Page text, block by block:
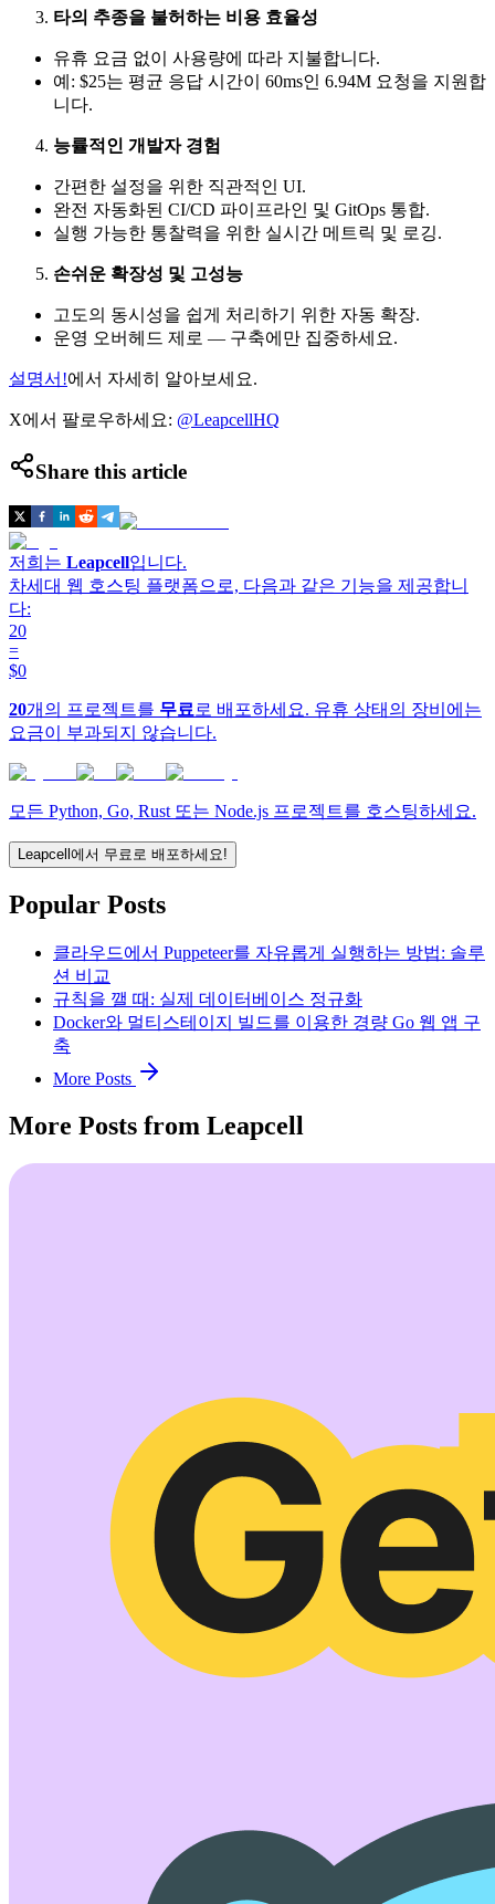
타의 추종을 불허하는 비용 효율성
유휴 요금 없이 사용량에 따라 지불합니다.
예: $25는 평균 응답 시간이 60ms인 6.94M 요청을 지원합
니다.
능률적인 개발자 경험
간편한 설정을 위한 직관적인 UI.
완전 자동화된 CI/CD 파이프라인 및 GitOps 통합.
실행 가능한 통찰력을 위한 실시간 메트릭 및 로깅.
손쉬운 확장성 및 고성능
고도의 동시성을 쉽게 처리하기 위한 자동 확장.
운영 오버헤드 제로 — 구축에만 집중하세요.
설명서!에서 자세히 알아보세요.
X에서 팔로우하세요: @LeapcellHQ
Share this article
저희는 Leapcell입니다.
차세대 웹 호스팅 플랫폼으로, 다음과 같은 기능을 제공합니
다:
20
=
$0
20개의 프로젝트를 무료 로 배포하세요. 유휴 상태의 장비에는
요금이 부과되지 않습니다.
모든 Python, Go, Rust 또는 Node.js 프로젝트를 호스팅하세요.
Leapcell에서 무료로 배포하세요!
Popular Posts
클라우드에서 Puppeteer를 자유롭게 실행하는 방법: 솔루
션 비교
규칙을 깰 때: 실제 데이터베이스 정규화
Docker와 멀티스테이지 빌드를 이용한 경량 Go 웹 앱 구
축
More Posts
More Posts from Leapcell